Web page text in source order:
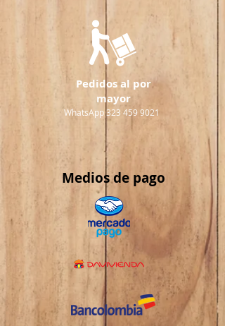
Pedidos al por
mayor
WhatsApp 323 459 9021
Mediosde pago